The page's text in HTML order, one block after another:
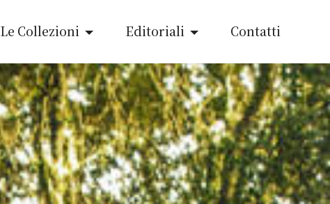
Le Collezioni Editoriali Contatti